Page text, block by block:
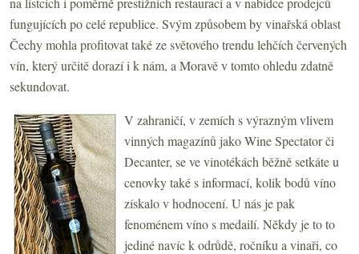
fungujících po celé republice. Svým způsobem by vinařská oblast
Čechy mohla profitovat také ze světového trendu lehčích červených
vín, který určitě dorazí i k nám, a Moravě v tomto ohledu zdatně
sekundovat.
V zahraničí, v zemích s výrazným vlivem
vinných magazínů jako Wine Spectator či
Decanter, se ve vinotékách běžně setkáte u
cenovky také s informací, kolik bodů víno
získalo v hodnocení. U nás je pak
fenoménem víno s medailí. Někdy je to to
jediné navíc k odrůdě, ročníku a vinaři, co